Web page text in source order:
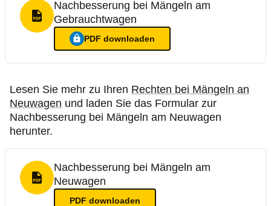
PDF Format
Nachbesserung bei Mängeln am
Gebrauchtwagen
Ein Login ist nötig für
PDF downloaden
Nachbesserung bei Mängeln am
Lesen Sie mehr zu Ihren Rechten bei Mängeln an
Neuwagen und laden Sie das Formular zur
Nachbesserung bei Mängeln am Neuwagen
herunter.
PDF Format
Nachbesserung bei Mängeln am
Neuwagen
PDF downloaden